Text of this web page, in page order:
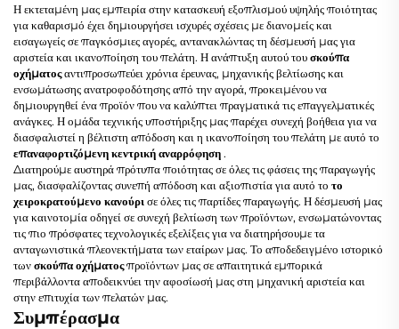
Η εκτεταμένη μας εμπειρία στην κατασκευή εξοπλισμού υψηλής ποιότητας
για καθαρισμό έχει δημιουργήσει ισχυρές σχέσεις με διανομείς και
εισαγωγείς σε παγκόσμιες αγορές, αντανακλώντας τη δέσμευσή μας για
αριστεία και ικανοποίηση του πελάτη. Η ανάπτυξη αυτού τουσκούπα
οχήματοςαντιπροσωπεύει χρόνια έρευνας, μηχανικής βελτίωσης και
ενσωμάτωσης ανατροφοδότησης από την αγορά, προκειμένου να
δημιουργηθεί ένα προϊόν που να καλύπτει πραγματικά τις επαγγελματικές
ανάγκες. Η ομάδα τεχνικής υποστήριξης μας παρέχει συνεχή βοήθεια για να
διασφαλιστεί η βέλτιστη απόδοση και η ικανοποίηση του πελάτη με αυτό το
επαναφορτιζόμενη κεντρική αναρρόφηση .
Διατηρούμε αυστηρά πρότυπα ποιότητας σε όλες τις φάσεις της παραγωγής
μας, διασφαλίζοντας συνεπή απόδοση και αξιοπιστία για αυτό το το
χειροκρατούμενο κανούρι σε όλες τις παρτίδες παραγωγής. Η δέσμευσή μας
για καινοτομία οδηγεί σε συνεχή βελτίωση των προϊόντων, ενσωματώνοντας
τις πιο πρόσφατες τεχνολογικές εξελίξεις για να διατηρήσουμε τα
ανταγωνιστικά πλεονεκτήματα των εταίρων μας. Το αποδεδειγμένο ιστορικό
τωνσκούπα οχήματοςπροϊόντων μας σε απαιτητικά εμπορικά
περιβάλλοντα αποδεικνύει την αφοσίωσή μας στη μηχανική αριστεία και
στην επιτυχία των πελατών μας.
Συμπέρασμα